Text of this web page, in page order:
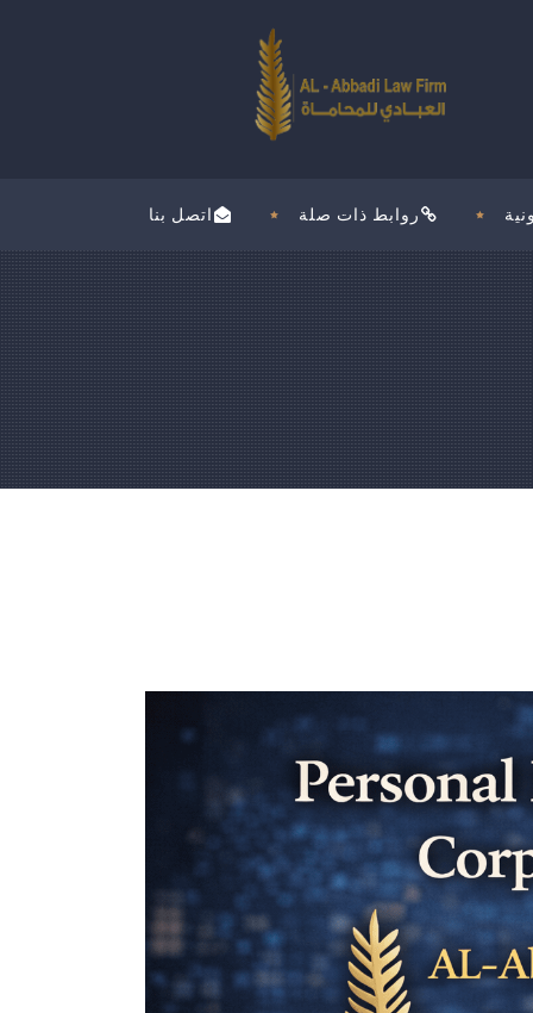
اتصل بنا روابط ذات صلة